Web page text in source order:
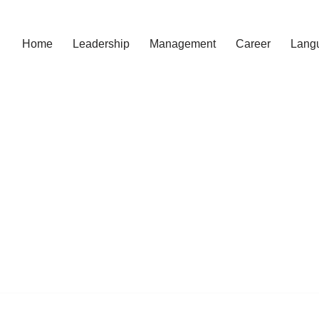
Home Leadership Management Career